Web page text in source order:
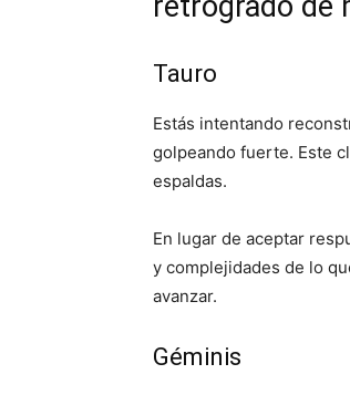
Tauro
Estás intentando
golpeando fuerte. Este
espaldas.
En lugar de aceptar
y complejidades de lo
avanzar.
Géminis